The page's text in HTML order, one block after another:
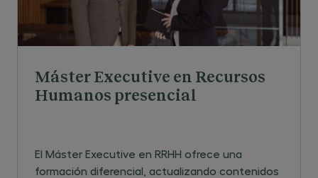
Máster Executive en Recursos
Humanos presencial
El Máster Executive en RRHH ofrece una
formación diferencial, actualizando contenidos